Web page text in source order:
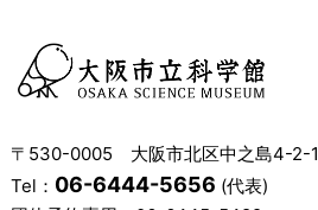
〒530-0005 大阪市北区中之島4-2-1
Tel： 06-6444-5656 (代表)